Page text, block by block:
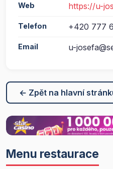
Web https://u-
Telefon +420 777
Email u-
← Zpět na hlavní
Menu restaurace